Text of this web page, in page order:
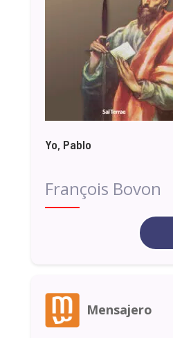
Yo, Pablo
François Bovon
Mensajero